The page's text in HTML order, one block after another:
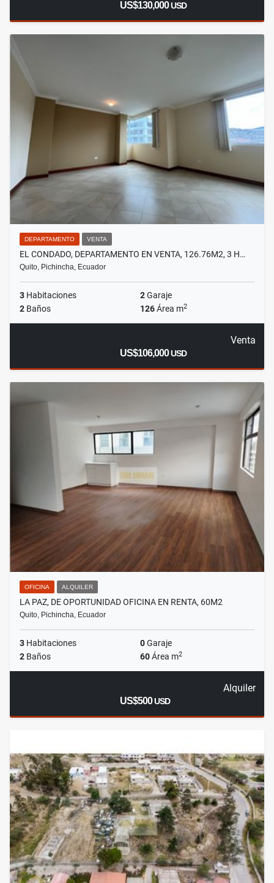
US$130,000USD
DEPARTAMENTO VENTA
EL CONDADO, DEPARTAMENTO EN VENTA, 126.76M2, 3 H…
Quito, Pichincha, Ecuador
3 Habitaciones 2Garaje
2 Baños 126Área m2
Venta
US$106,000USD
OFICINA ALQUILER
LA PAZ, DE OPORTUNIDAD OFICINA EN RENTA, 60M2
Quito, Pichincha, Ecuador
3 Habitaciones 0Garaje
2 Baños 60Área m2
Alquiler
US$500USD